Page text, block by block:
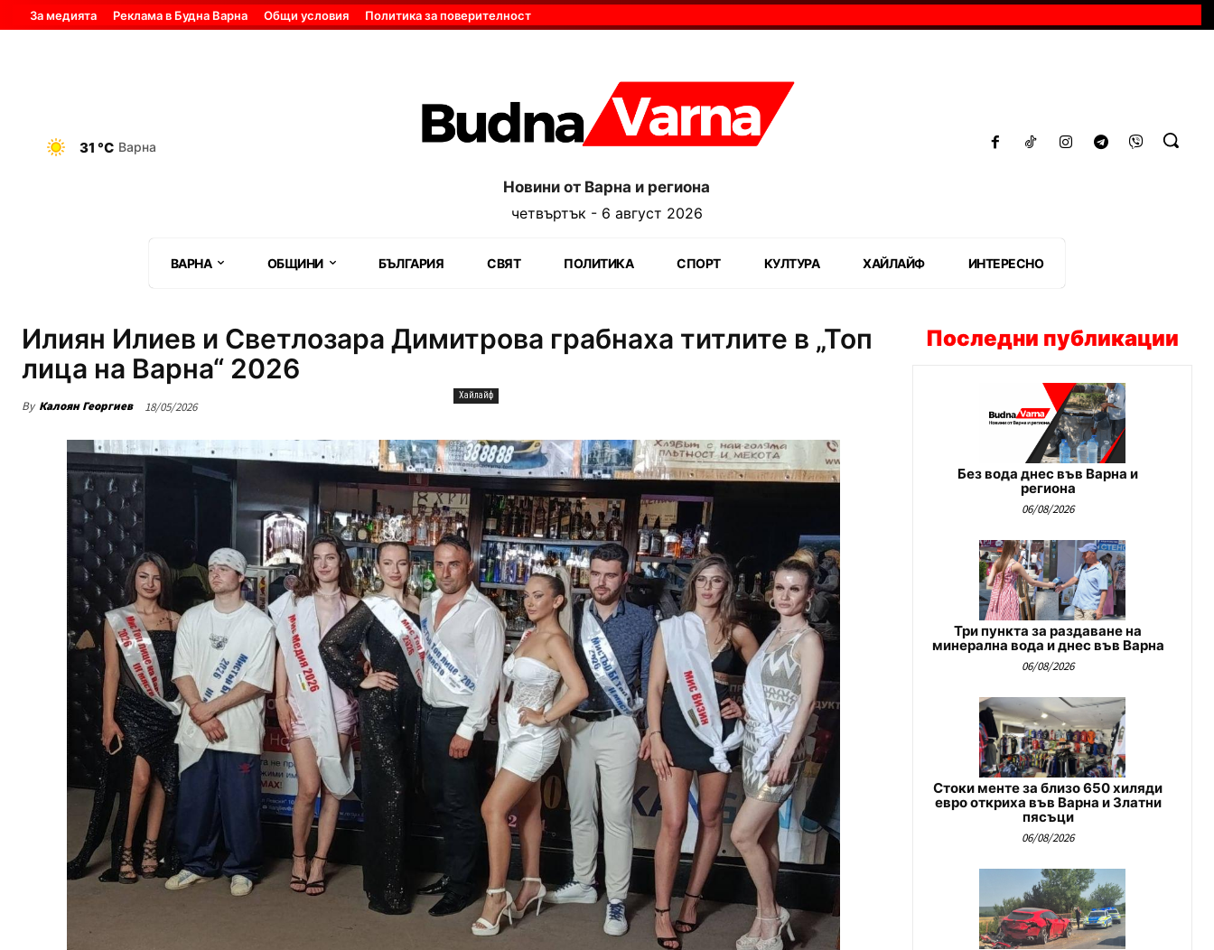
За медията Реклама в Будна Варна Общи условия Политика за поверителност
31 °C Варна
Новини от Варна и региона
четвъртък - 6 август 2026
ВАРНА ОБЩИНИ БЪЛГАРИЯ СВЯТ ПОЛИТИКА СПОРТ КУЛТУРА ХАЙЛАЙФ ИНТЕРЕСНО
Илиян Илиев и Светлозара Димитрова грабнаха титлите в „Топ
лица на Варна“ 2026
By Калоян Георгиев 18/05/2026
Хайлайф
Последни публикации
Без вода днес във Варна и
региона
06/08/2026
Три пункта за раздаване на
минерална вода и днес във Варна
06/08/2026
Стоки менте за близо 650 хиляди
евро откриха във Варна и Златни
пясъци
06/08/2026